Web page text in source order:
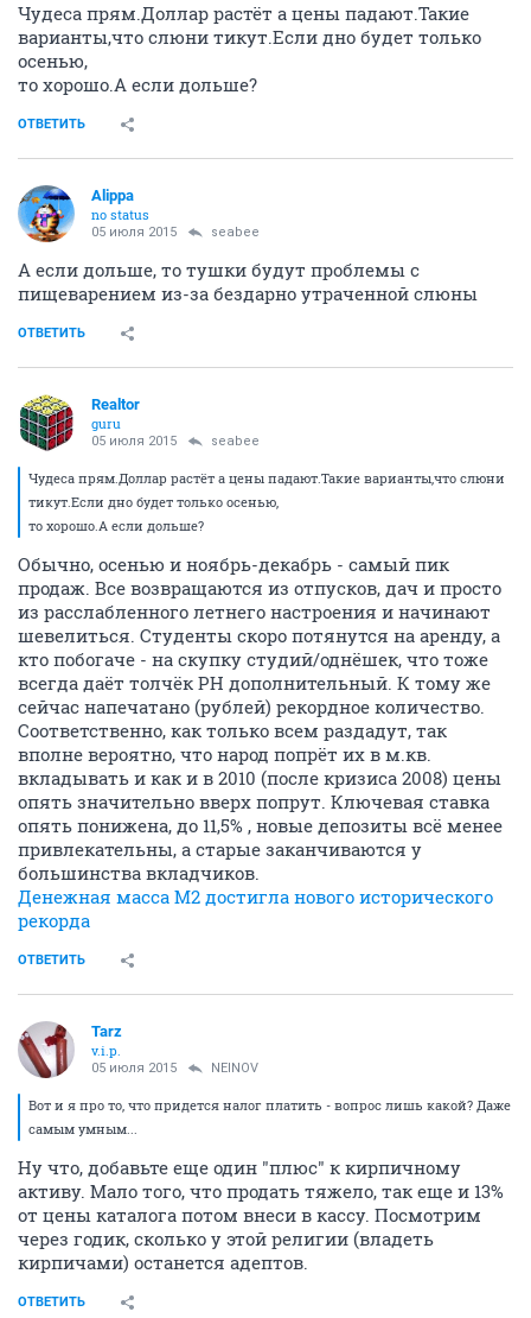
Чудеса прям.Доллар растёт а цены падают.Такие
варианты,что слюни тикут.Если дно будет только
осенью,
то хорошо.А если дольше?
ОТВЕТИТЬ
Alippa
no status
05 июля 2015 seabee
А если дольше, то тушки будут проблемы с
пищеварением из-за бездарно утраченной слюны
ОТВЕТИТЬ
Realtor
guru
05 июля 2015 seabee
Чудеса прям.Доллар растёт а цены падают.Такие варианты,что слюни
тикут.Если дно будет только осенью,
то хорошо.А если дольше?
Обычно, осенью и ноябрь-декабрь - самый пик
продаж. Все возвращаются из отпусков, дач и просто
из расслабленного летнего настроения и начинают
шевелиться. Студенты скоро потянутся на аренду, а
кто побогаче - на скупку студий/однёшек, что тоже
всегда даёт толчёк РН дополнительный. К тому же
сейчас напечатано (рублей) рекордное количество.
Соответственно, как только всем раздадут, так
вполне вероятно, что народ попрёт их в м.кв.
вкладывать и как и в 2010 (после кризиса 2008) цены
опять значительно вверх попрут. Ключевая ставка
опять понижена, до 11,5% , новые депозиты всё менее
привлекательны, а старые заканчиваются у
большинства вкладчиков.
Денежная масса М2 достигла нового исторического
рекорда
ОТВЕТИТЬ
Tarz
v.i.p.
05 июля 2015 NEINOV
Вот и я про то, что придется налог платить - вопрос лишь какой? Даже
самым умным...
Ну что, добавьте еще один "плюс" к кирпичному
активу. Мало того, что продать тяжело, так еще и 13%
от цены каталога потом внеси в кассу. Посмотрим
через годик, сколько у этой религии (владеть
кирпичами) останется адептов.
ОТВЕТИТЬ